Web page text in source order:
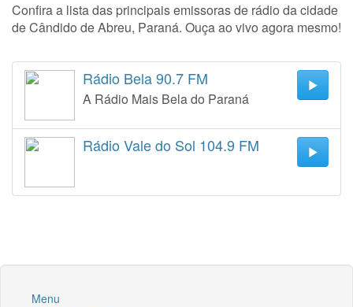
Confira a lista das principais emissoras de rádio da cidade
de Cândido de Abreu, Paraná. Ouça ao vivo agora mesmo!
Rádio Bela 90.7 FM
A Rádio Mais Bela do Paraná
Rádio Vale do Sol 104.9 FM
Menu